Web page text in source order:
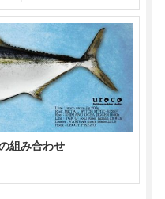
組み合わせ